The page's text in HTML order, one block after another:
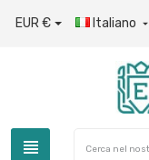
EUR € Italiano 
view_headline